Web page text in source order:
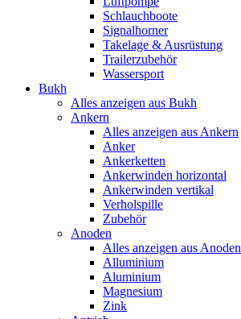
Schlauchboote
Signalhorner
Takelage & Ausrüstung
Trailerzubehör
Wassersport
Bukh
Alles anzeigen aus Bukh
Ankern
Alles anzeigen aus Ankern
Anker
Ankerketten
Ankerwinden horizontal
Ankerwinden vertikal
Verholspille
Zubehör
Anoden
Alles anzeigen aus Anoden
Alluminium
Aluminium
Magnesium
Zink